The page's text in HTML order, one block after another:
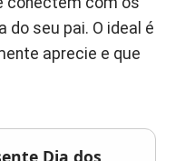
seu pai. O ideal é
aprecie e que
Dia dos